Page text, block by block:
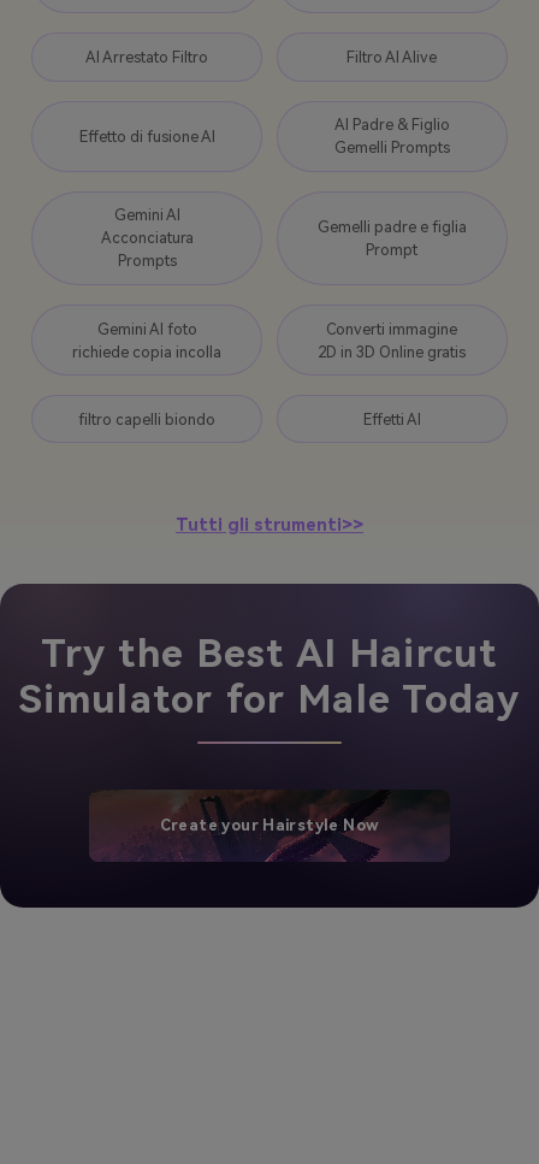
AI Arrestato Filtro Filtro AI Alive
Effetto di fusione AI
AI Padre & Figlio
Gemelli Prompts
Gemini AI
Acconciatura
Prompts
Gemelli padre e figlia
Prompt
Gemini AI foto
richiede copia incolla
Converti immagine
2D in 3D Online gratis
filtro capelli biondo Effetti AI
Tutti gli strumenti>>
Try the Best AI Haircut
Simulator for Male Today
Create your Hairstyle Now